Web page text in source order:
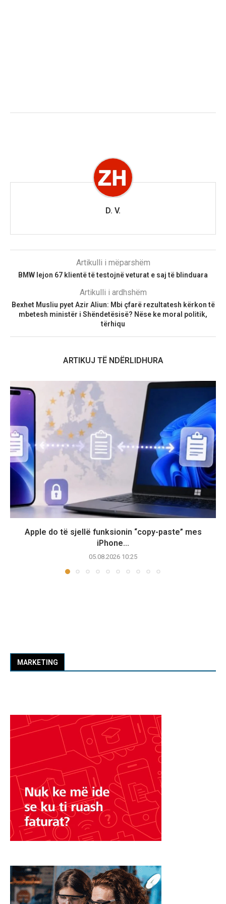
D. V.
Artikulli i mëparshëm
BMW lejon 67 klientë të testojnë veturat e saj të blinduara
Artikulli i ardhshëm
Bexhet Musliu pyet Azir Aliun: Mbi çfarë rezultatesh kërkon të
mbetesh ministër i Shëndetësisë? Nëse ke moral politik,
tërhiqu
ARTIKUJ TË NDËRLIDHURA
Apple do të sjellë funksionin “copy-paste” mes
iPhone...
05.08.2026 10:25
MARKETING